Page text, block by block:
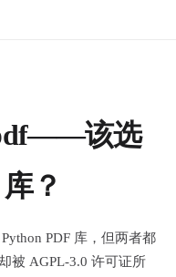
该选
？
PDF 库，但两者都
被 AGPL-3.0 许可证所